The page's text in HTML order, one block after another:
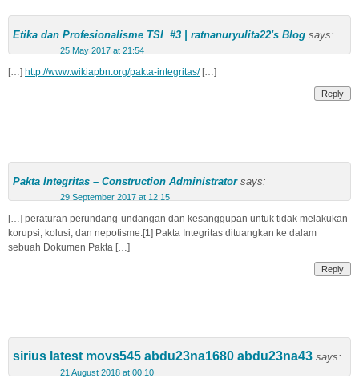
Etika dan Profesionalisme TSI #3 | ratnanuryulita22's Blog says:
25 May 2017 at 21:54
[…] http://www.wikiapbn.org/pakta-integritas/[…]
Reply
Pakta Integritas – Construction Administrator says:
29 September 2017 at 12:15
[…] peraturan perundang-undangan dan kesanggupan untuk tidak melakukan
korupsi, kolusi, dan nepotisme.[1] Pakta Integritas dituangkan ke dalam
sebuah Dokumen Pakta […]
Reply
sirius latest movs545 abdu23na1680 abdu23na43 says:
21 August 2018 at 00:10